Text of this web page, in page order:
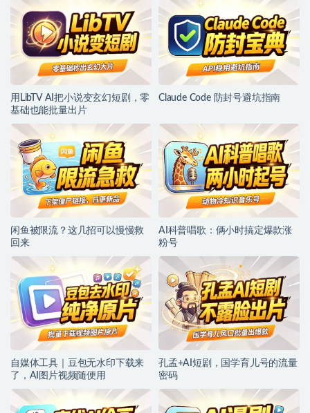
用LibTV AI把小说变玄幻短剧，零
基础也能批量出片
Claude Code 防封号避坑指南
闲鱼被限流？这几招可以慢慢救
回来
AI科普唱歌：俩小时搞定爆款涨
粉号
自媒体工具｜豆包无水印下载来
了，AI图片视频随便用
孔孟+AI短剧，国学育儿号的流量
密码